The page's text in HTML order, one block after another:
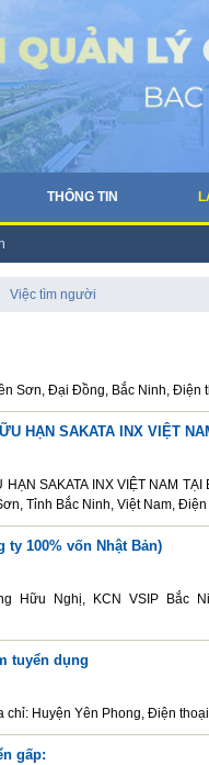
THÔNG TIN
Việc tìm người
Sơn, Đại Đồng, Bắc Ninh,
HẠN SAKATA INX VIỆT
SAKATA INX VIỆT NAM
Tỉnh Bắc Ninh, Việt Nam,
ty 100% vốn Nhật Bản)
Hữu Nghị, KCN VSIP Bắc
tuyển dụng
chỉ: Huyện Yên Phong, Điện
gấp: